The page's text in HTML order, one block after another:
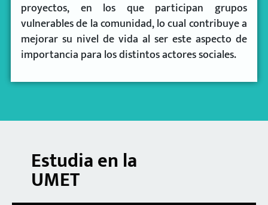
proyectos, en los que participan grupos
vulnerables de la comunidad, lo cual contribuye a
mejorar su nivel de vida al ser este aspecto de
importancia para los distintos actores sociales.
Estudia en la
UMET